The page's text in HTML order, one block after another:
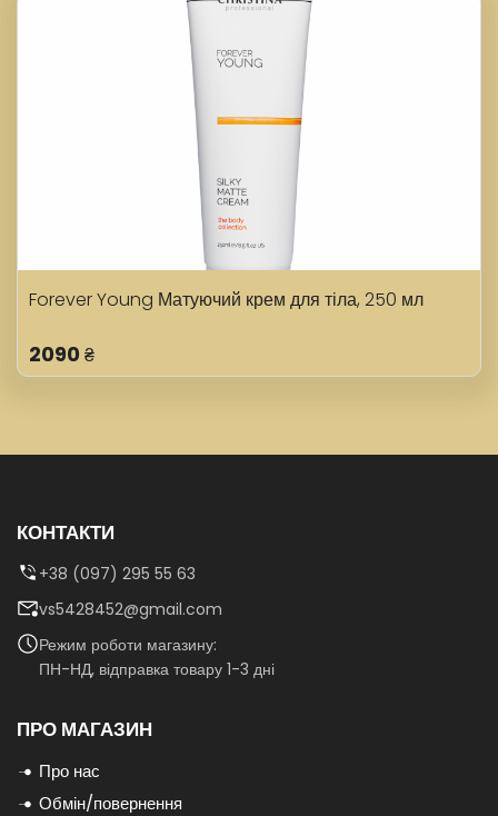
Forever Young Матуючий крем для тіла, 250 мл
2090 ₴
КОНТАКТИ
+38 (097) 295 55 63
vs5428452@gmail.com
Режим роботи магазину:
ПН-НД, відправка товару 1-3 дні
ПРО МАГАЗИН
Про нас
Обмін/повернення